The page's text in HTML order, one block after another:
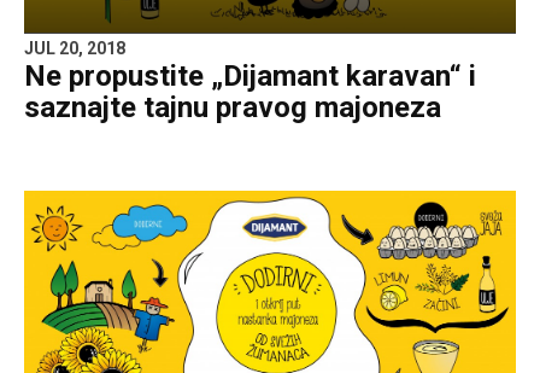
JUL 20, 2018
Ne propustite „Dijamant karavan“ i
saznajte tajnu pravog majoneza